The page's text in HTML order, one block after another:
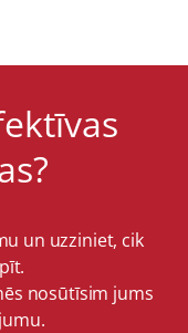
un uzziniet, cik
nosūtīsim jums